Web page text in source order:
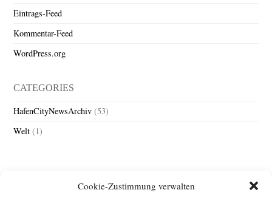
Cookie-Zustimmung verwalten
Eintrags-Feed
Kommentar-Feed
WordPress.org
CATEGORIES
HafenCityNewsArchiv (53)
Welt (1)